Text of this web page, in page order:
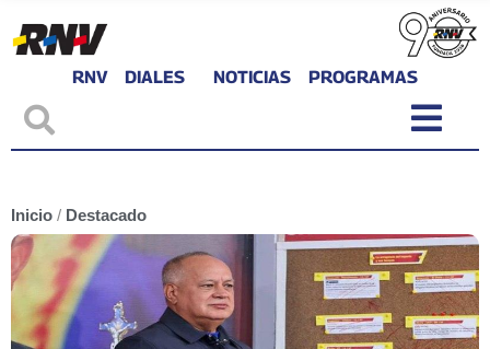
RNV DIALES NOTICIAS PROGRAMAS
Inicio / Destacado